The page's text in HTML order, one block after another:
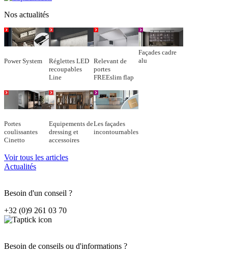
Nos actualités
Power System
Réglettes LED
recoupables
Line
Relevant de
portes
FREEslim flap
Façades cadre
alu
Portes
coulissantes
Cinetto
Equipements de
dressing et
accessoires
Les façades
incontournables
Voir tous les articles
Actualités
Besoin d'un conseil ?
+32 (0)9 261 03 70
Besoin de conseils ou d'informations ?